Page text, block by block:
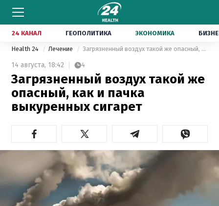
24 КАНАЛ ГЕОПОЛИТИКА ЭКОНОМИКА
Health 24 Лечение Загрязненный воздух такой же опасный, как и пачка выкуренных сигарет
14 августа, 18:42 4
Загрязненный воздух такой же
опасный, как и пачка
выкуренных сигарет